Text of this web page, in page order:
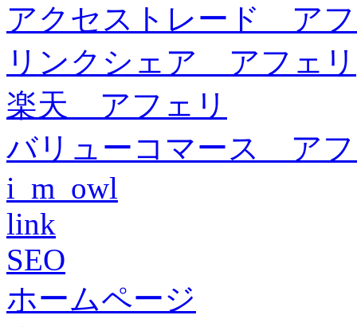
アクセストレード ア
リンクシェア アフェリ
楽天 アフェリ
バリューコマース ア
i_m_owl
link
SEO
ホームページ